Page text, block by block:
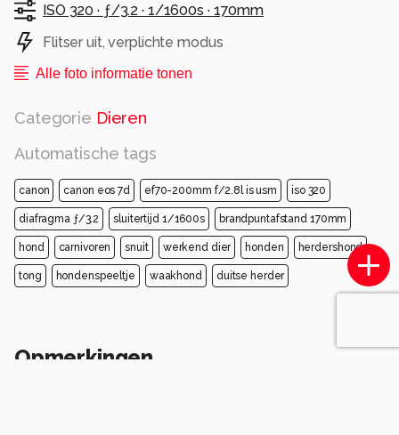
ISO 320 · ƒ/3.2 · 1/1600s · 170mm
Flitser uit, verplichte modus
Alle foto informatie tonen
Categorie Dieren
Automatische tags
canon canon eos 7d ef70-200mm f/2.8l is usm iso 320
diafragma ƒ/3.2 sluitertijd 1/1600s brandpuntafstand 170mm
hond carnivoren snuit werkend dier honden herdershond
tong hondenspeeltje waakhond duitse herder
Opmerkingen